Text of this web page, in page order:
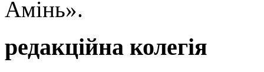
Амінь».
редакційна колегія